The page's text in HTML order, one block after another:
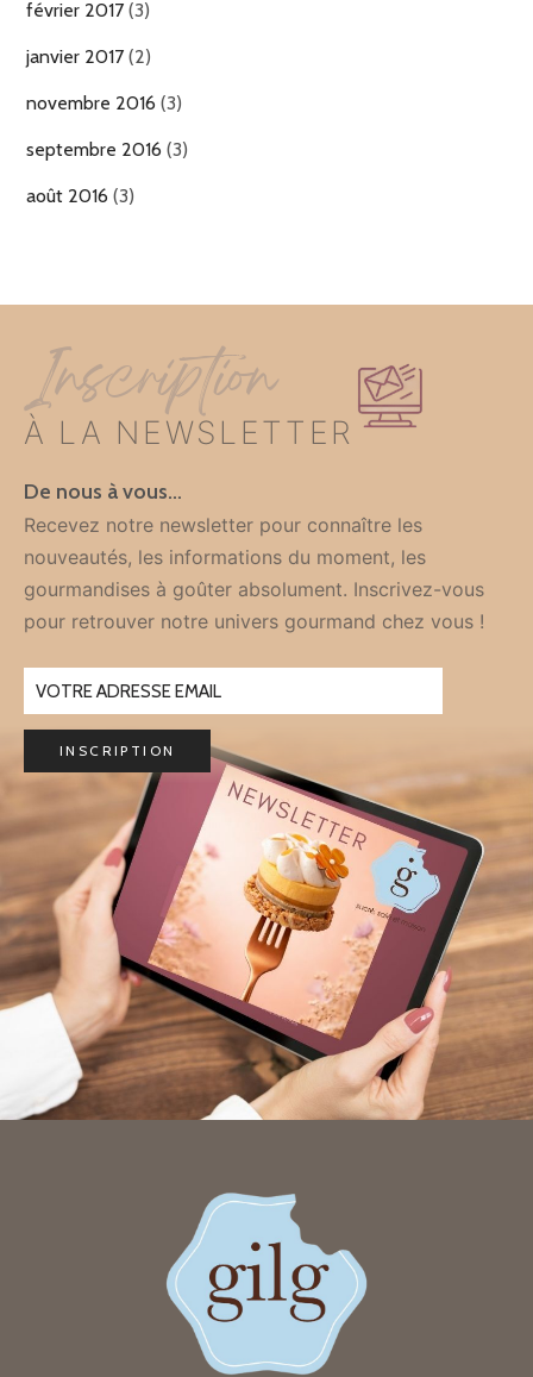
février 2017 (3)
janvier 2017 (2)
novembre 2016 (3)
septembre 2016 (3)
août 2016 (3)
Inscription
À LA NEWSLETTER
De nous à vous…
Recevez notre newsletter pour connaître les
nouveautés, les informations du moment, les
gourmandises à goûter absolument. Inscrivez-vous
pour retrouver notre univers gourmand chez vous !